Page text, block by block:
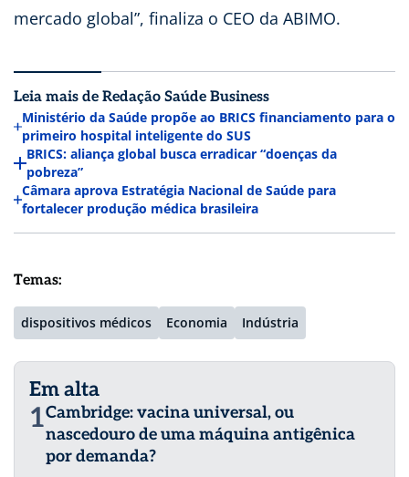
mercado global”, finaliza o CEO da ABIMO.
Leia mais de Redação Saúde Business
Ministério da Saúde propõe ao BRICS financiamento para o
primeiro hospital inteligente do SUS
BRICS: aliança global busca erradicar “doenças da
pobreza”
Câmara aprova Estratégia Nacional de Saúde para
fortalecer produção médica brasileira
Temas:
dispositivos médicos Economia Indústria
Em alta
1Cambridge: vacina universal, ou
nascedouro de uma máquina antigênica
por demanda?